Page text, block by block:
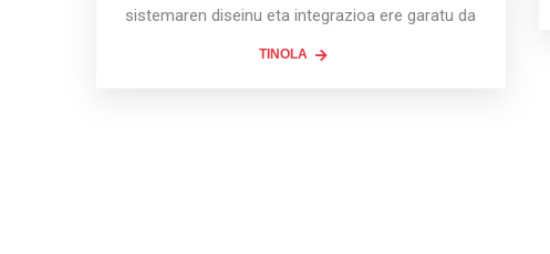
sistemaren diseinu eta integrazioa ere garatu da
TINOLA